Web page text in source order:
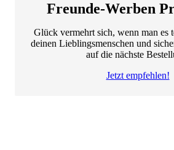
Freunde-Werben
Glück vermehrt sich, wenn man es
deinen Lieblingsmenschen und
auf die nächste
Jetzt empfehlen!